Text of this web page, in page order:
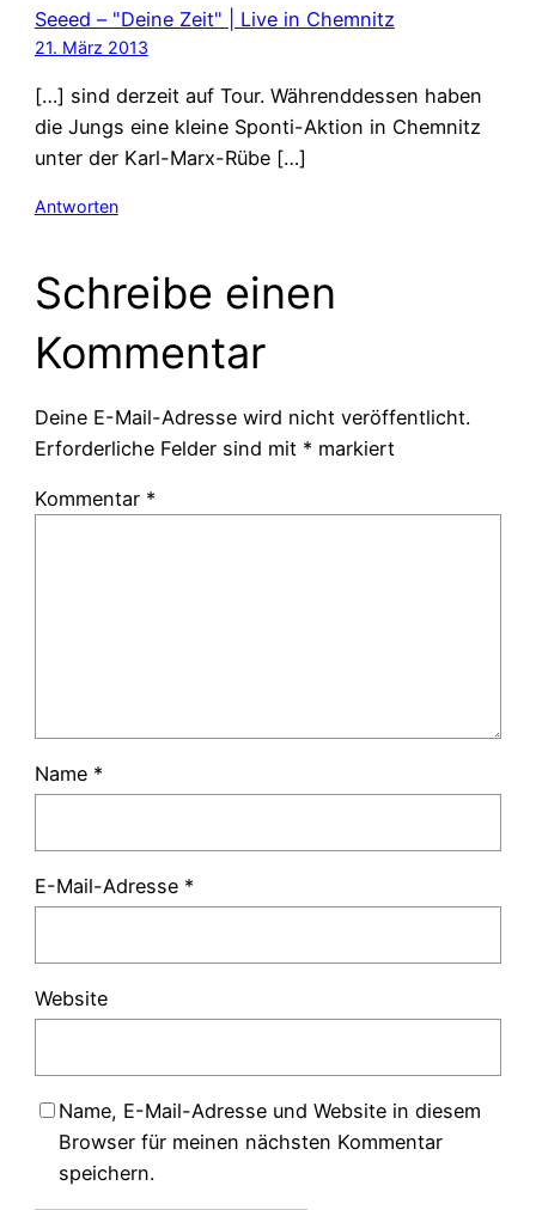
Seeed – "Deine Zeit" | Live in Chemnitz
21. März 2013
[…] sind derzeit auf Tour. Währenddessen haben
die Jungs eine kleine Sponti-Aktion in Chemnitz
unter der Karl-Marx-Rübe […]
Antworten
Schreibe einen
Kommentar
Deine E-Mail-Adresse wird nicht veröffentlicht.
Erforderliche Felder sind mit * markiert
Kommentar *
Name *
E-Mail-Adresse *
Website
Name, E-Mail-Adresse und Website in diesem
Browser für meinen nächsten Kommentar
speichern.